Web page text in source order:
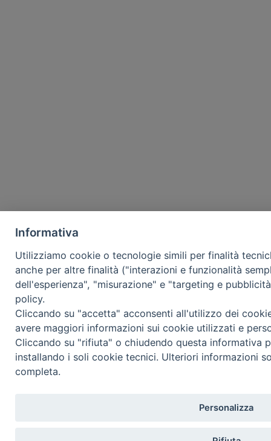
Informativa
Utilizziamo cookie o tecnologie simili per finalità
anche per altre finalità ("interazioni e funzionalità
dell'esperienza", "misurazione" e "targeting e
policy.
Cliccando su "accetta" acconsenti all'utilizzo dei
avere maggiori informazioni sui cookie utilizzati e
Cliccando su "rifiuta" o chiudendo questa informativa
installando i soli cookie tecnici. Ulteriori informazioni
completa.
Personalizza